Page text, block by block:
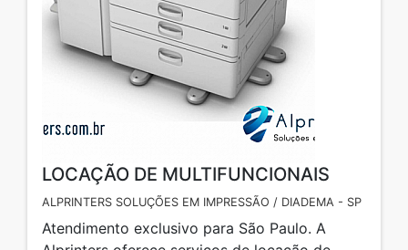
LOCAÇÃO DE MULTIFUNCIONAIS
ALPRINTERS SOLUÇÕES EM IMPRESSÃO / DIADEMA - SP
Atendimento exclusivo para São Paulo. A